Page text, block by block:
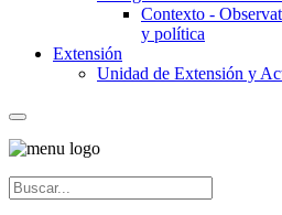
Contexto -
y política
Extensión
Unidad de Extensión y